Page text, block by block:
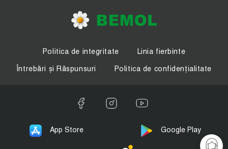
Politica de integritate
Linia fierbinte
Întrebări și Răspunsuri
Politica de confidențialitate
App Store Google Play